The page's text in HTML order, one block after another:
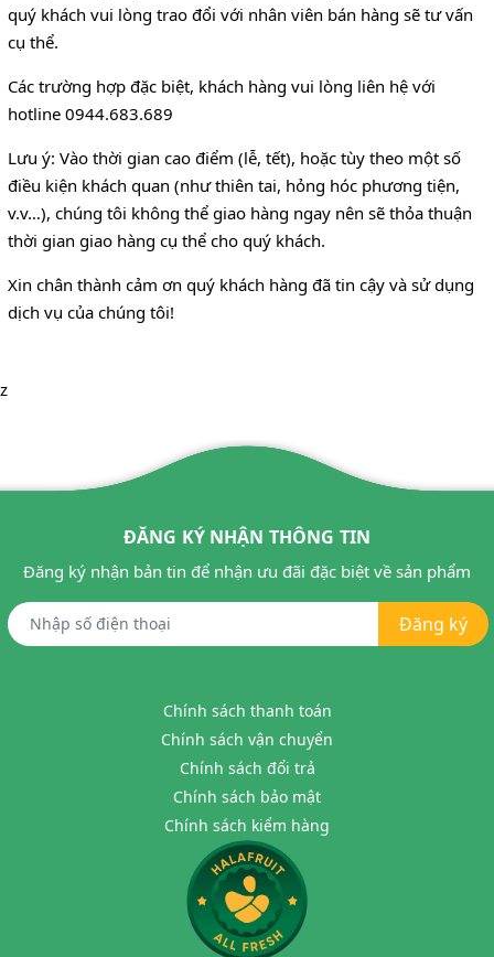
quý khách vui lòng trao đổi với nhân viên bán hàng sẽ tư vấn
cụ thể.
Các trường hợp đặc biệt, khách hàng vui lòng liên hệ với
hotline 0944.683.689
Lưu ý: Vào thời gian cao điểm (lễ, tết), hoặc tùy theo một số
điều kiện khách quan (như thiên tai, hỏng hóc phương tiện,
v.v…), chúng tôi không thể giao hàng ngay nên sẽ thỏa thuận
thời gian giao hàng cụ thể cho quý khách.
Xin chân thành cảm ơn quý khách hàng đã tin cậy và sử dụng
dịch vụ của chúng tôi!
z
ĐĂNG KÝ NHẬN THÔNG TIN
Đăng ký nhận bản tin để nhận ưu đãi đặc biệt về sản phẩm
Đăng ký
Chính sách thanh toán
Chính sách vận chuyển
Chính sách đổi trả
Chính sách bảo mật
Chính sách kiểm hàng